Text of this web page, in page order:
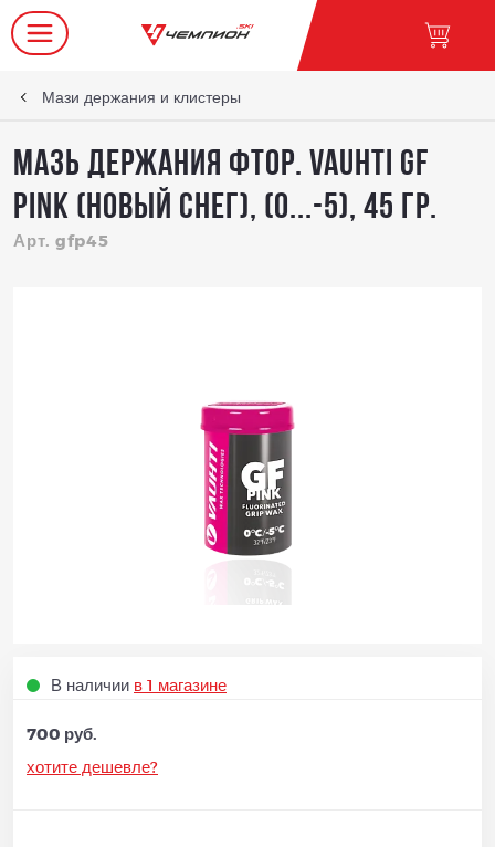
Мази держания и клистеры
Мазь держания фтор. Vauhti GF
Pink (новый снег), (0...-5), 45 гр.
Арт. gfp45
В наличии в 1 магазине
700 руб.
хотите дешевле?